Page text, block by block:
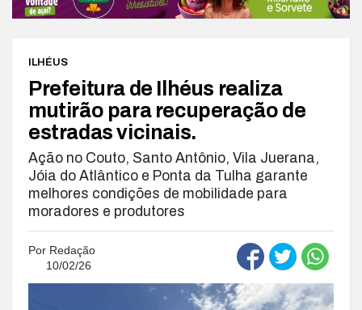
ILHÉUS
Prefeitura de Ilhéus realiza
mutirão para recuperação de
estradas vicinais.
Ação no Couto, Santo Antônio, Vila Juerana,
Jóia do Atlântico e Ponta da Tulha garante
melhores condições de mobilidade para
moradores e produtores
Por Redação
10/02/26